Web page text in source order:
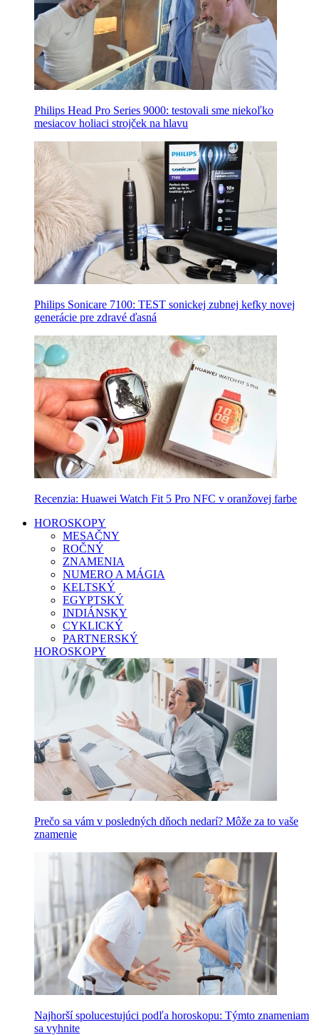
Philips Head Pro Series 9000: testovali sme niekoľko
mesiacov holiaci strojček na hlavu
Philips Sonicare 7100: TEST sonickej zubnej kefky novej
generácie pre zdravé ďasná
Recenzia: Huawei Watch Fit 5 Pro NFC v oranžovej farbe
HOROSKOPY
MESAČNY
ROČNÝ
ZNAMENIA
NUMERO A MÁGIA
KELTSKÝ
EGYPTSKÝ
INDIÁNSKY
CYKLICKÝ
PARTNERSKÝ
HOROSKOPY
Prečo sa vám v posledných dňoch nedarí? Môže za to vaše
znamenie
Najhorší spolucestujúci podľa horoskopu: Týmto znameniam
sa vyhnite